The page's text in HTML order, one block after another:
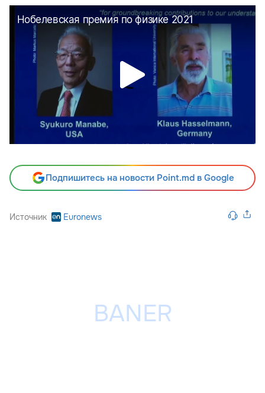
Подпишитесь на новости Point.md в Google
Источник Euronews